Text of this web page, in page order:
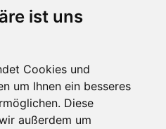
ist uns
Cookies und
um Ihnen ein besseres
Diese
außerdem um
- Österreich